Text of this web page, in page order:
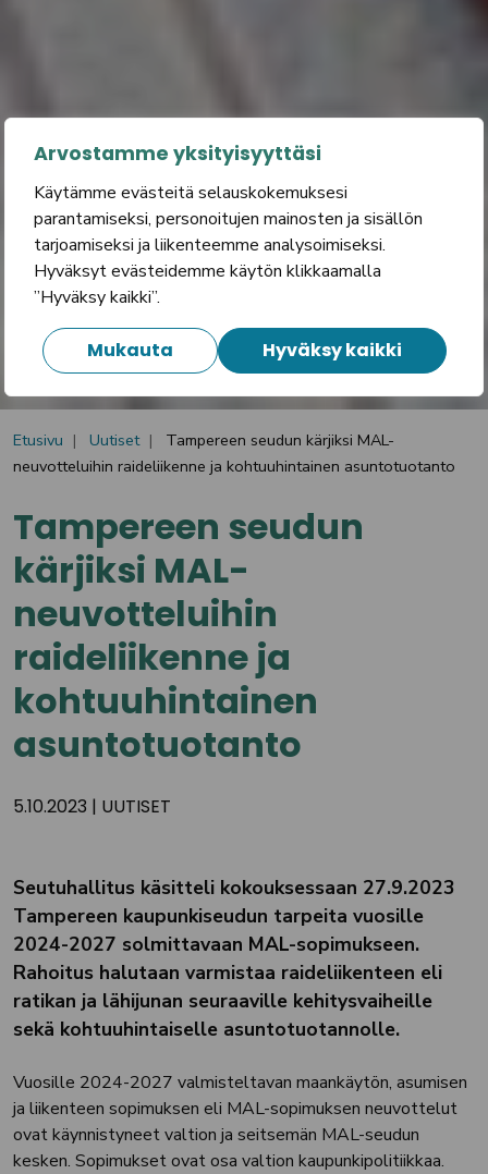
Arvostamme yksityisyyttäsi
Käytämme evästeitä selauskokemuksesi
parantamiseksi, personoitujen mainosten ja sisällön
tarjoamiseksi ja liikenteemme analysoimiseksi.
Hyväksyt evästeidemme käytön klikkaamalla
”Hyväksy kaikki”.
Mukauta Hyväksy kaikki
Etusivu Uutiset
Tampereen seudun kärjiksi MAL-
neuvotteluihin raideliikenne ja kohtuuhintainen asuntotuotanto
Tampereen seudun
kärjiksi MAL-
neuvotteluihin
raideliikenne ja
kohtuuhintainen
asuntotuotanto
5.10.2023 | UUTISET
Seutuhallitus käsitteli kokouksessaan 27.9.2023
Tampereen kaupunkiseudun tarpeita vuosille
2024-2027 solmittavaan MAL-sopimukseen.
Rahoitus halutaan varmistaa raideliikenteen eli
ratikan ja lähijunan seuraaville kehitysvaiheille
sekä kohtuuhintaiselle asuntotuotannolle.
Vuosille 2024-2027 valmisteltavan maankäytön, asumisen
ja liikenteen sopimuksen eli MAL-sopimuksen neuvottelut
ovat käynnistyneet valtion ja seitsemän MAL-seudun
kesken. Sopimukset ovat osa valtion kaupunkipolitiikkaa.